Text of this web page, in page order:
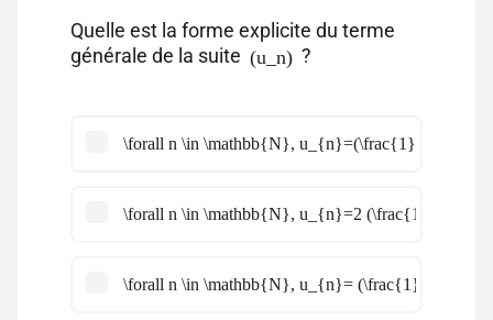
Quelle est la forme explicite du terme
générale de la suite (u_n) ?
\forall n \in \mathbb{N}, u_{n}=(\frac{1}{2})^n
\forall n \in \mathbb{N}, u_{n}=2 (\frac{1}{2})^n
\forall n \in \mathbb{N}, u_{n}= (\frac{1}{4})^n